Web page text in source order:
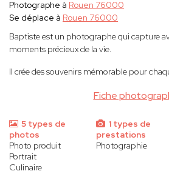
Fiche
Photographe à Rouen 76000
Se déplace à Rouen 76000
Baptiste est un photographe qui capture
moments précieux de la vie.
Il crée des souvenirs mémorable pour
5 types de
photos
Photo produit
Portrait
Culinaire
1 types de
prestations
Photographie